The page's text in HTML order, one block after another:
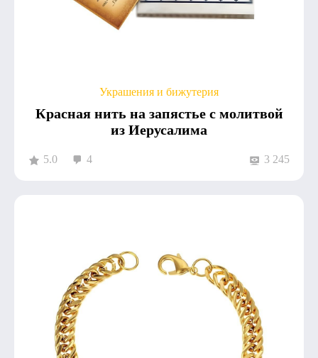
Украшения и бижутерия
Красная нить на запястье с молитвой
из Иерусалима
5.0 4 3 245